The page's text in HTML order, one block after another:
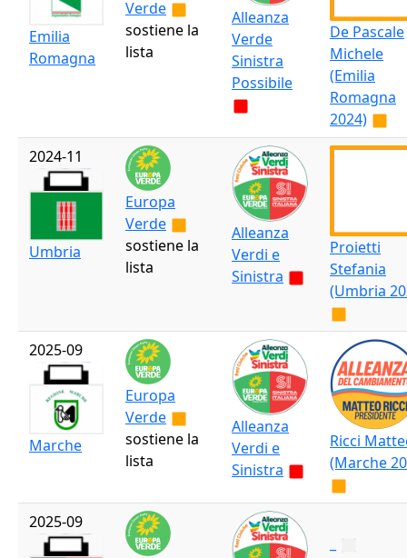
Emilia
Romagna
Verde
sostiene la
lista
Alleanza
Verde
Sinistra
Possibile
De Pascale
Michele
(Emilia
Romagna
2024)
2024-11
Umbria
Europa
Verde
sostiene la
lista
Alleanza
Verdi e
Sinistra
Proietti
Stefania
(Umbria
2025-09
Marche
Europa
Verde
sostiene la
lista
Alleanza
Verdi e
Sinistra
Ricci
(Marche
2025-09